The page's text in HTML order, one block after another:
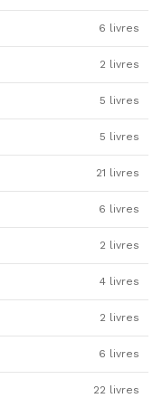
6 livres
2 livres
5 livres
5 livres
21 livres
6 livres
2 livres
4 livres
2 livres
6 livres
22 livres